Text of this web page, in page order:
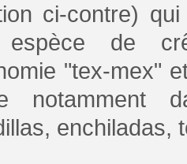
ci-contre)
espèce de
"tex-mex"
notamment
enchiladas,